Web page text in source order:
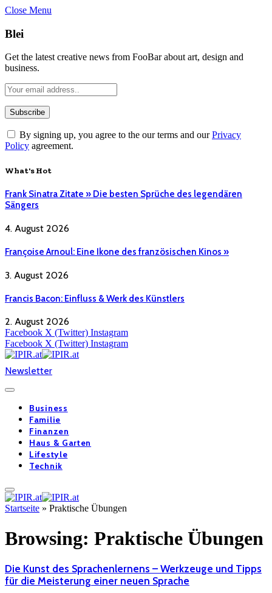
Close Menu
Blei
Get the latest creative news from FooBar about art, design and
business.
By signing up, you agree to the our terms and ourPrivacy
Policy agreement.
What's Hot
Frank Sinatra Zitate » Die besten Sprüche des legendären
Sängers
4. August 2026
Françoise Arnoul: Eine Ikone des französischen Kinos »
3. August 2026
Francis Bacon: Einfluss & Werk des Künstlers
2. August 2026
Facebook X (Twitter) Instagram
Facebook X (Twitter) Instagram
Newsletter
Business
Familie
Finanzen
Haus & Garten
Lifestyle
Technik
Startseite » Praktische Übungen
Browsing: Praktische Übungen
Die Kunst des Sprachenlernens – Werkzeuge und Tipps
für die Meisterung einer neuen Sprache